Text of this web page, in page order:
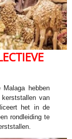
hebben
van
het in de
​​rondleiding te